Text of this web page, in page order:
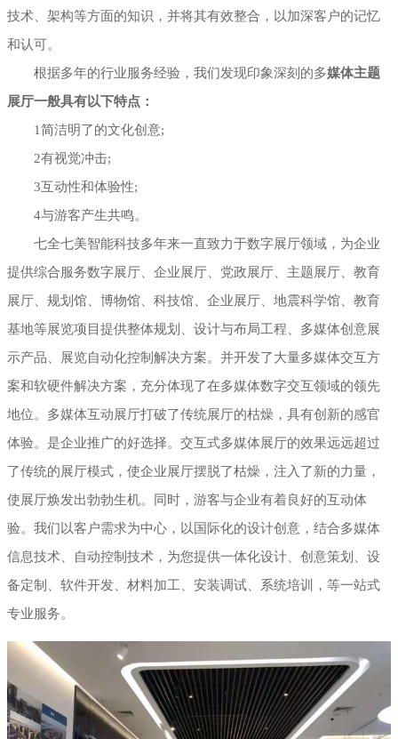
技术、架构等方面的知识，并将其有效整合，以加深客户的记忆
和认可。
根据多年的行业服务经验，我们发现印象深刻的多媒体主题
展厅一般具有以下特点：
1简洁明了的文化创意;
2有视觉冲击;
3互动性和体验性;
4与游客产生共鸣。
七全七美智能科技多年来一直致力于数字展厅领域，为企业
提供综合服务数字展厅、企业展厅、党政展厅、主题展厅、教育
展厅、规划馆、博物馆、科技馆、企业展厅、地震科学馆、教育
基地等展览项目提供整体规划、设计与布局工程、多媒体创意展
示产品、展览自动化控制解决方案。并开发了大量多媒体交互方
案和软硬件解决方案，充分体现了在多媒体数字交互领域的领先
地位。多媒体互动展厅打破了传统展厅的枯燥，具有创新的感官
体验。是企业推广的好选择。交互式多媒体展厅的效果远远超过
了传统的展厅模式，使企业展厅摆脱了枯燥，注入了新的力量，
使展厅焕发出勃勃生机。同时，游客与企业有着良好的互动体
验。我们以客户需求为中心，以国际化的设计创意，结合多媒体
信息技术、自动控制技术，为您提供一体化设计、创意策划、设
备定制、软件开发、材料加工、安装调试、系统培训，等一站式
专业服务。